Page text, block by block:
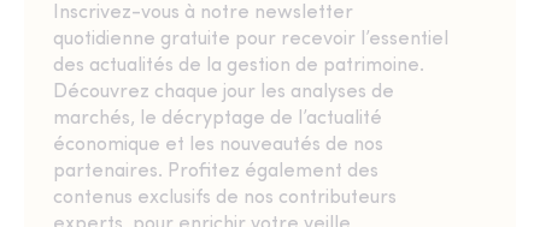
Inscrivez-vous à notre newsletter
quotidienne gratuite pour recevoir l’essentiel
des actualités de la gestion de patrimoine.
Découvrez chaque jour les analyses de
marchés, le décryptage de l’actualité
économique et les nouveautés de nos
partenaires. Profitez également des
contenus exclusifs de nos contributeurs